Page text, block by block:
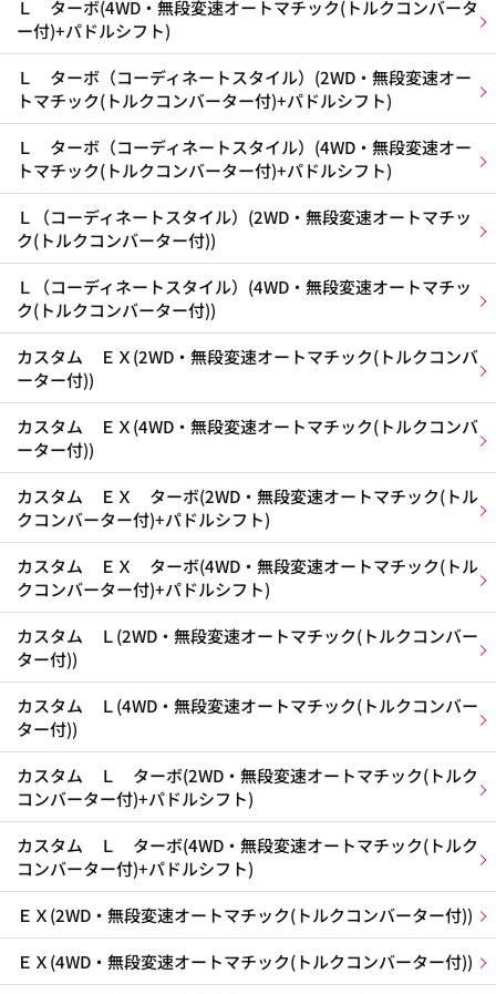
Ｌ ターボ(4WD・無段変速オートマチック(トルクコンバータ
ー付)+パドルシフト)
Ｌ ターボ（コーディネートスタイル）(2WD・無段変速オー
トマチック(トルクコンバーター付)+パドルシフト)
Ｌ ターボ（コーディネートスタイル）(4WD・無段変速オー
トマチック(トルクコンバーター付)+パドルシフト)
Ｌ（コーディネートスタイル）(2WD・無段変速オートマチッ
ク(トルクコンバーター付))
Ｌ（コーディネートスタイル）(4WD・無段変速オートマチッ
ク(トルクコンバーター付))
カスタム ＥＸ(2WD・無段変速オートマチック(トルクコンバ
ーター付))
カスタム ＥＸ(4WD・無段変速オートマチック(トルクコンバ
ーター付))
カスタム ＥＸ ターボ(2WD・無段変速オートマチック(トル
クコンバーター付)+パドルシフト)
カスタム ＥＸ ターボ(4WD・無段変速オートマチック(トル
クコンバーター付)+パドルシフト)
カスタム Ｌ(2WD・無段変速オートマチック(トルクコンバー
ター付))
カスタム Ｌ(4WD・無段変速オートマチック(トルクコンバー
ター付))
カスタム Ｌ ターボ(2WD・無段変速オートマチック(トルク
コンバーター付)+パドルシフト)
カスタム Ｌ ターボ(4WD・無段変速オートマチック(トルク
コンバーター付)+パドルシフト)
ＥＸ(2WD・無段変速オートマチック(トルクコンバーター付))
ＥＸ(4WD・無段変速オートマチック(トルクコンバーター付))